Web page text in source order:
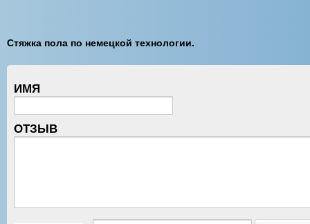
Стяжка пола по немецкой технологии.
ИМЯ
ОТЗЫВ